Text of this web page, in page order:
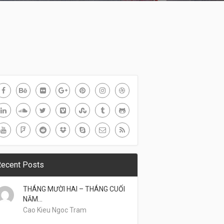
Posts
THÁNG MƯỜI HAI – THÁNG CUỐI
NĂM…
Cao Kieu Ngoc Tram